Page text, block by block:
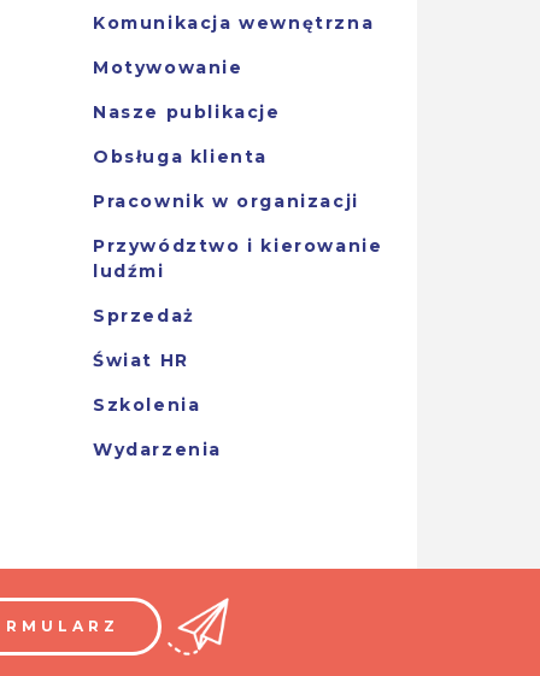
Komunikacja wewnętrzna
Motywowanie
Nasze publikacje
Obsługa klienta
Pracownik w organizacji
Przywództwo i kierowanie
ludźmi
Sprzedaż
Świat HR
Szkolenia
Wydarzenia